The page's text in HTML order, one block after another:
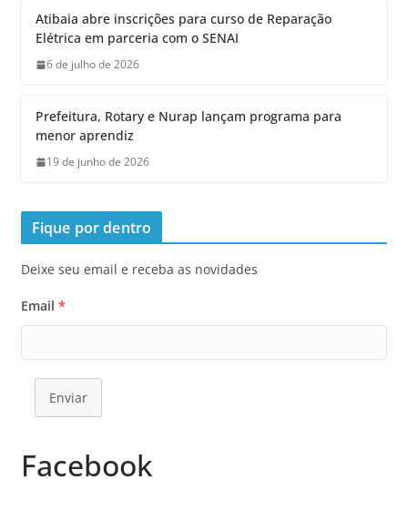
Atibaia abre inscrições para curso de Reparação
Elétrica em parceria com o SENAI
6 de julho de 2026
Prefeitura, Rotary e Nurap lançam programa para
menor aprendiz
19 de junho de 2026
Fique por dentro
Deixe seu email e receba as novidades
Email *
Enviar
Facebook